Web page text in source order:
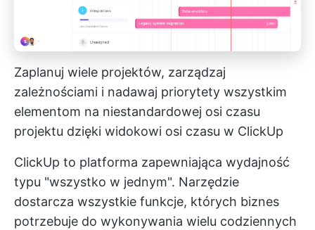
Zaplanuj wiele projektów, zarządzaj
zależnościami i nadawaj priorytety wszystkim
elementom na niestandardowej osi czasu
projektu dzięki widokowi osi czasu w ClickUp
ClickUp to platforma zapewniająca wydajność
typu "wszystko w jednym". Narzędzie
dostarcza wszystkie funkcje, których biznes
potrzebuje do wykonywania wielu codziennych